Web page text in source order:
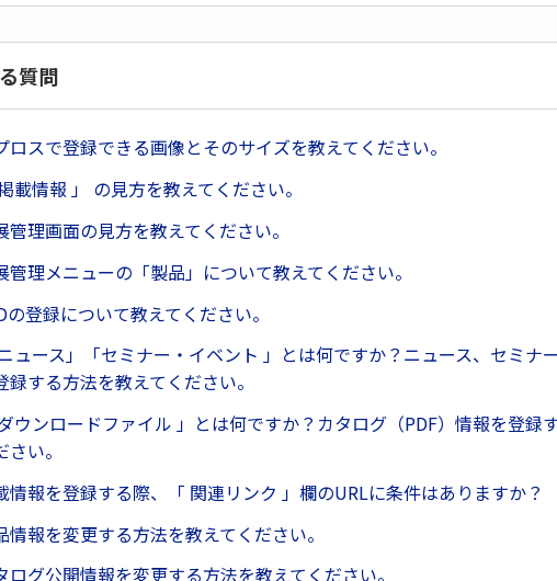
質問
ロスで登録できる画像とそのサイズを教えてください。
掲載情報 」 の見方を教えてください。
管理画面の見方を教えてください。
管理メニューの「製品」について教えてください。
の登録について教えてください。
ニュース」「セミナー・イベント 」とは何ですか？ニュース、セミナ
録する方法を教えてください。
ダウンロードファイル 」とは何ですか？カタログ（PDF）情報を登録
さい。
情報を登録する際、「 関連リンク 」欄のURLに条件はありますか？
情報を変更する方法を教えてください。
ログ公開情報を変更する方法を教えてください。